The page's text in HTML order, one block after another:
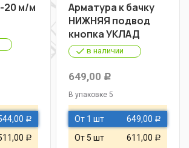
20 м/м
Р
Р
Арматура к бачку
НИЖНЯЯ подвод
кнопка УКЛАД
в наличии
649,00 Р
В упаковке 5
От 1 шт 649,00 Р
От 5 шт 611,00 Р